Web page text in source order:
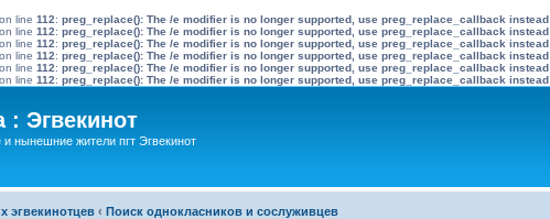
on line 112: preg_replace(): The /e modifier is no longer supported, use preg_replace_callback instead
on line 112: preg_replace(): The /e modifier is no longer supported, use preg_replace_callback instead
on line 112: preg_replace(): The /e modifier is no longer supported, use preg_replace_callback instead
on line 112: preg_replace(): The /e modifier is no longer supported, use preg_replace_callback instead
on line 112: preg_replace(): The /e modifier is no longer supported, use preg_replace_callback instead
on line 112: preg_replace(): The /e modifier is no longer supported, use preg_replace_callback instead
: Эгвекинот
нынешние жители пгт Эгвекинот
‹ Поиск однокласников и сослуживцев